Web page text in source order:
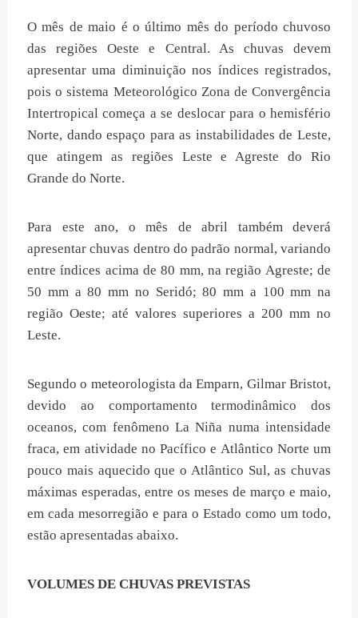
O mês de maio é o último mês do período chuvoso
das regiões Oeste e Central. As chuvas devem
apresentar uma diminuição nos índices registrados,
pois o sistema Meteorológico Zona de Convergência
Intertropical começa a se deslocar para o hemisfério
Norte, dando espaço para as instabilidades de Leste,
que atingem as regiões Leste e Agreste do Rio
Grande do Norte.
Para este ano, o mês de abril também deverá
apresentar chuvas dentro do padrão normal, variando
entre índices acima de 80 mm, na região Agreste; de
50 mm a 80 mm no Seridó; 80 mm a 100 mm na
região Oeste; até valores superiores a 200 mm no
Leste.
Segundo o meteorologista da Emparn, Gilmar Bristot,
devido ao comportamento termodinâmico dos
oceanos, com fenômeno La Niña numa intensidade
fraca, em atividade no Pacífico e Atlântico Norte um
pouco mais aquecido que o Atlântico Sul, as chuvas
máximas esperadas, entre os meses de março e maio,
em cada mesorregião e para o Estado como um todo,
estão apresentadas abaixo.
VOLUMES DE CHUVAS PREVISTAS